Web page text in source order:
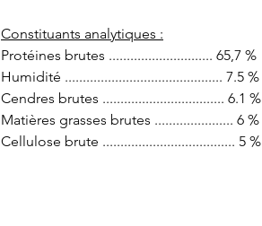
Constituants analytiques :
Protéines brutes ............................. 65,7 %
Humidité ............................................ 7.5 %
Cendres brutes .................................. 6.1 %
Matières grasses brutes ...................... 6 %
Cellulose brute ..................................... 5 %